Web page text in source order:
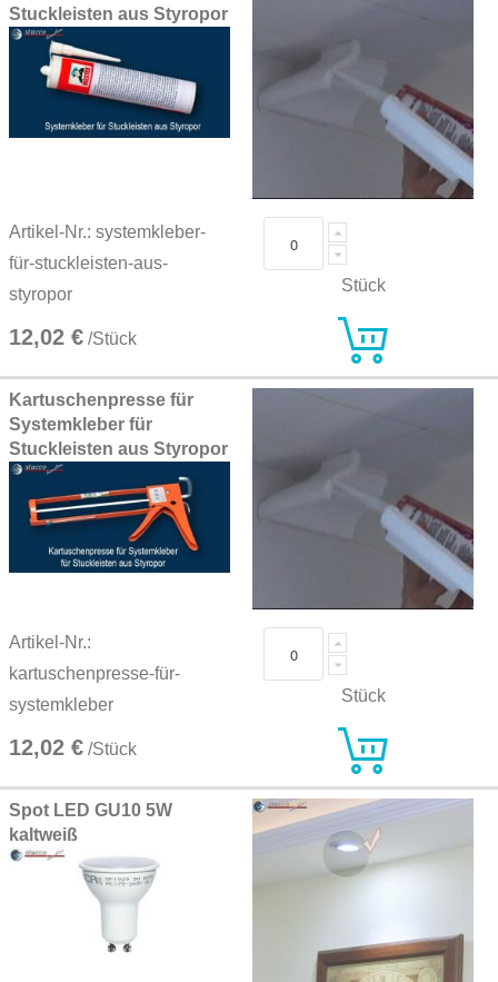
Stuckleisten aus Styropor
Artikel-Nr.: systemkleber-
für-stuckleisten-aus-
styropor
12,02 € /Stück
Stück
Kartuschenpresse für
Systemkleber für
Stuckleisten aus Styropor
Artikel-Nr.:
kartuschenpresse-für-
systemkleber
12,02 € /Stück
Stück
Spot LED GU10 5W
kaltweiß